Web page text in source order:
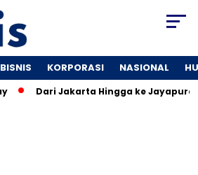
BISNIS KORPORASI NASIONAL
Dari Jakarta Hingga ke Jayapura: